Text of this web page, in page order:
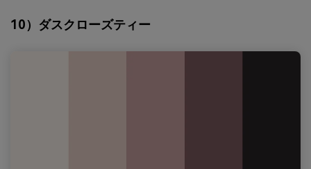
10）ダスクローズティー